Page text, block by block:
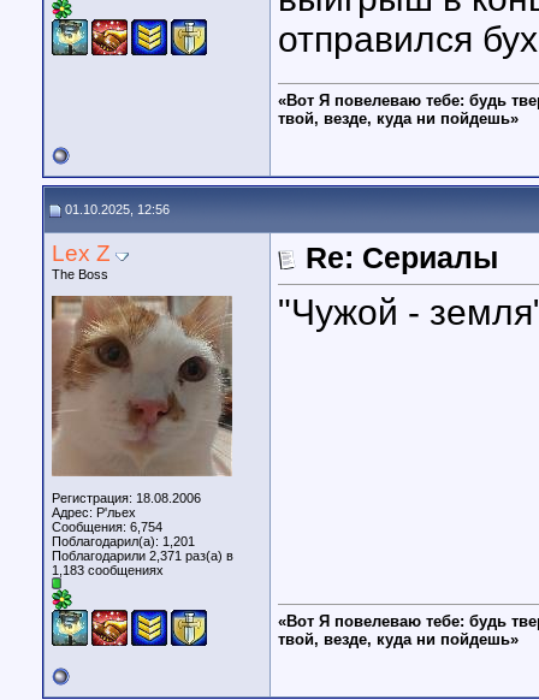
отправился
«Вот Я повелеваю тебе: будь
твой, везде, куда ни пойдешь»
01.10.2025, 12:56
Lex Z
The Boss
Регистрация: 18.08.2006
Адрес: Р'льех
Сообщения: 6,754
Поблагодарил(а): 1,201
Поблагодарили 2,371 раз(а) в
1,183 сообщениях
Re: Сериалы
"Чужой -
«Вот Я повелеваю тебе: будь
твой, везде, куда ни пойдешь»